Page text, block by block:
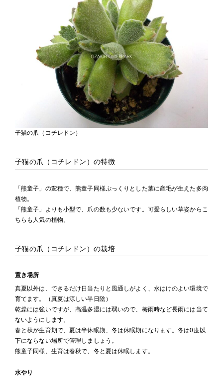
子猫の爪（コチレドン）
子猫の爪（コチレドン）の特徴
「熊童子」の変種で、熊童子同様ぷっくりとした葉に産毛が生えた多肉
植物。
「熊童子」よりも小型で、爪の数も少ないです。可愛らしい草姿からこ
ちらも人気の植物。
子猫の爪（コチレドン）の栽培
置き場所
真夏以外は、できるだけ日当たりと風通しがよく、水はけのよい環境で
育てます。（真夏は涼しい半日陰）
乾燥には強いですが、高温多湿には弱いので、梅雨時など長雨には当て
ないようにします。
春と秋が生育期で、夏は半休眠期、冬は休眠期になります。冬は0度以
下にならない場所で管理しましょう。
熊童子同様、生育は春秋で、冬と夏は休眠します。
水やり